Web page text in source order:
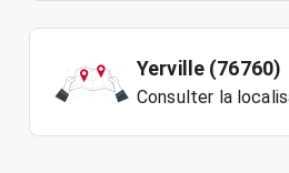
Yerville (76760)
Consulter la